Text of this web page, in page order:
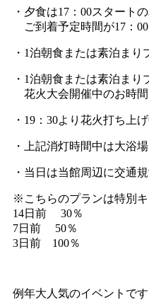
・夕食は17：00スタート
ご到着予定時間が17：
・1泊朝食または素泊ま
・1泊朝食または素泊まり
花火大会開催中のお時間
・19：30より花火打ち上
・上記消灯時間中は大浴
・当日は当館周辺に交通
※こちらのプランは特別
14日前 30％
7日前 50％
3日前 100％
例年大人気のイベントです